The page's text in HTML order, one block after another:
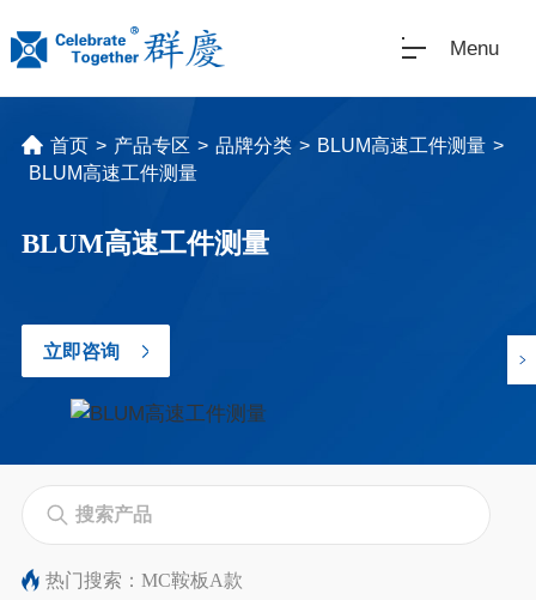
Menu
首页 > 产品专区 > 品牌分类 > BLUM高速工件测量 >
BLUM高速工件测量
BLUM高速工件测量
立即咨询
热门搜索： MC鞍板A款